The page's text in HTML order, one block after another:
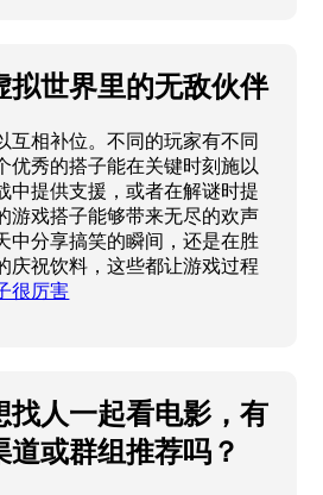
拟世界里的无敌伙伴
互相补位。不同的玩家有不同
优秀的搭子能在关键时刻施以
中提供支援，或者在解谜时提
游戏搭子能够带来无尽的欢声
中分享搞笑的瞬间，还是在胜
庆祝饮料，这些都让游戏过程
很厉害
找人一起看电影，有
道或群组推荐吗？